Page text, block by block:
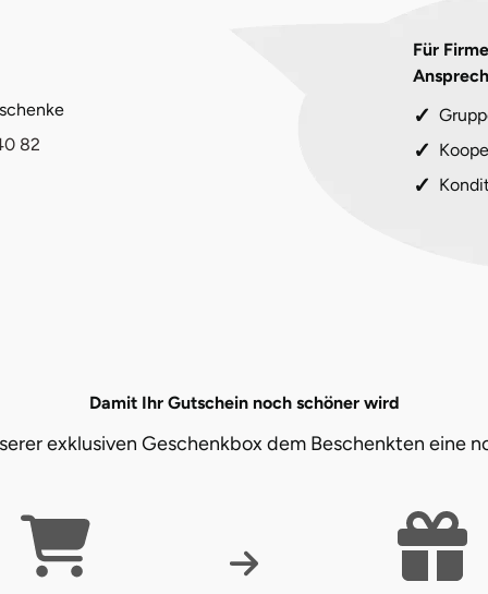
82
Für
Damit Ihr Gutschein noch schöner wird
exklusiven Geschenkbox dem Beschenkten eine